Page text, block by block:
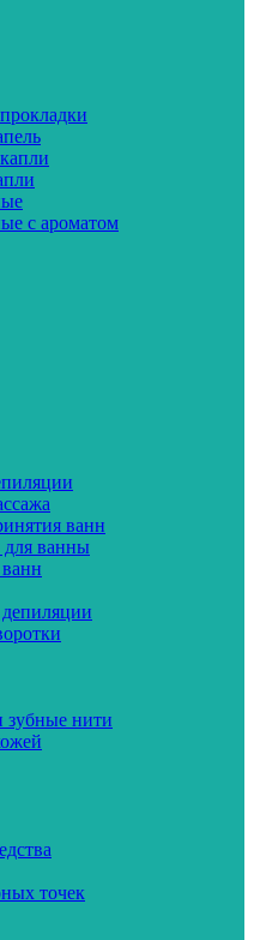
с ароматом
ванн
ванны
зубные нити
точек